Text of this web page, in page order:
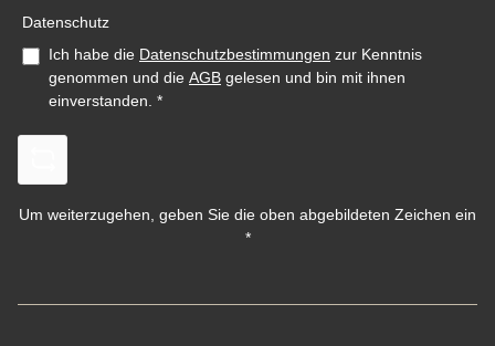
Datenschutz
Ich habe die Datenschutzbestimmungen zur Kenntnis
genommen und die AGB gelesen und bin mit ihnen
einverstanden. *
Um weiterzugehen, geben Sie die oben abgebildeten Zeichen ein
*